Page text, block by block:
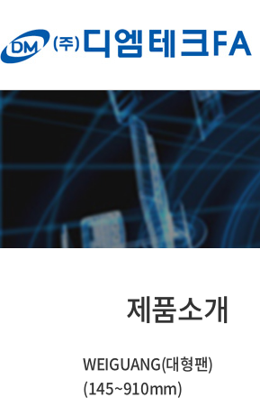
제품소개
WEIGUANG(대형팬)
(145~910mm)